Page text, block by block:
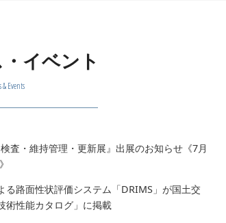
イベント
& Events
査・維持管理・更新展』出展のお知らせ《7月
る路面性状評価システム「DRIMS」が国土交
術性能カタログ」に掲載